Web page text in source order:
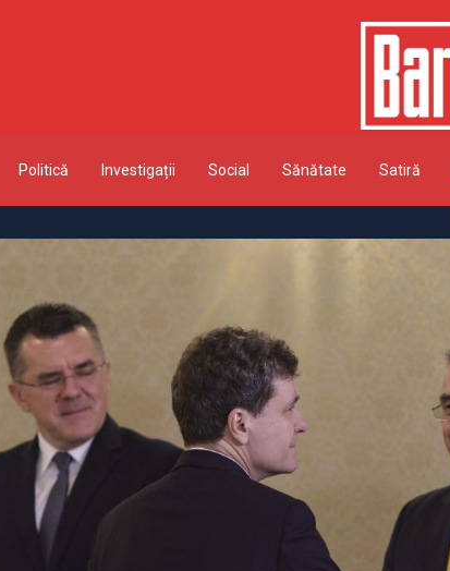
Politică Investigații Social Sănătate Satiră